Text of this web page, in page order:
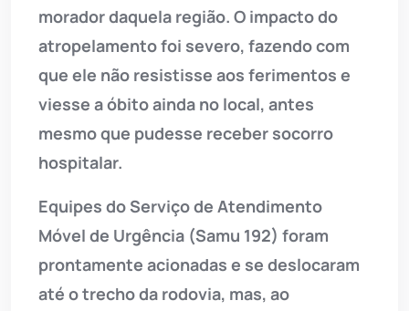
morador daquela região. O impacto do
atropelamento foi severo, fazendo com
que ele não resistisse aos ferimentos e
viesse a óbito ainda no local, antes
mesmo que pudesse receber socorro
hospitalar.
Equipes do Serviço de Atendimento
Móvel de Urgência (Samu 192) foram
prontamente acionadas e se deslocaram
até o trecho da rodovia, mas, ao